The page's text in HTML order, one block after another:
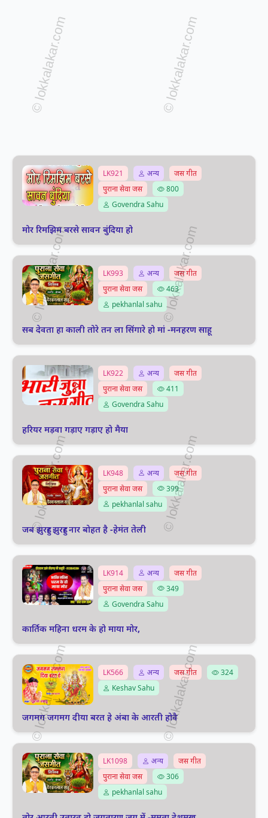
LK921 अन्य
जस गीत
पुराना सेवा जस
800
Govendra Sahu
मोर रिमझिम बरसे सावन बुंदिया हो
LK993 अन्य
जस गीत
पुराना सेवा जस
463
pekhanlal sahu
सब देवता हा काली तोरे तन ला सिंगारे हो मां -मनहरण साहू
LK922 अन्य
जस गीत
पुराना सेवा जस
411
Govendra Sahu
हरियर मड़वा गड़ाए गड़ाए हो मैया
LK948 अन्य
जस गीत
पुराना सेवा जस
399
pekhanlal sahu
जब झुरहुर झुरहुर नार बोहत है -हेमंत तेली
LK914 अन्य
जस गीत
पुराना सेवा जस
349
Govendra Sahu
कार्तिक महिना धरम के हो माया मोर,
LK566 अन्य जस गीत
324
Keshav Sahu
जगमग जगमग दीया बरत हे अंबा के आरती होवै
LK1098 अन्य
जस गीत
पुराना सेवा जस
306
pekhanlal sahu